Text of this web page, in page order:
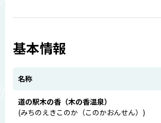
基本情報
名称
道の駅木の香（木の香温泉）
(みちのえきこのか（このかおんせん）)